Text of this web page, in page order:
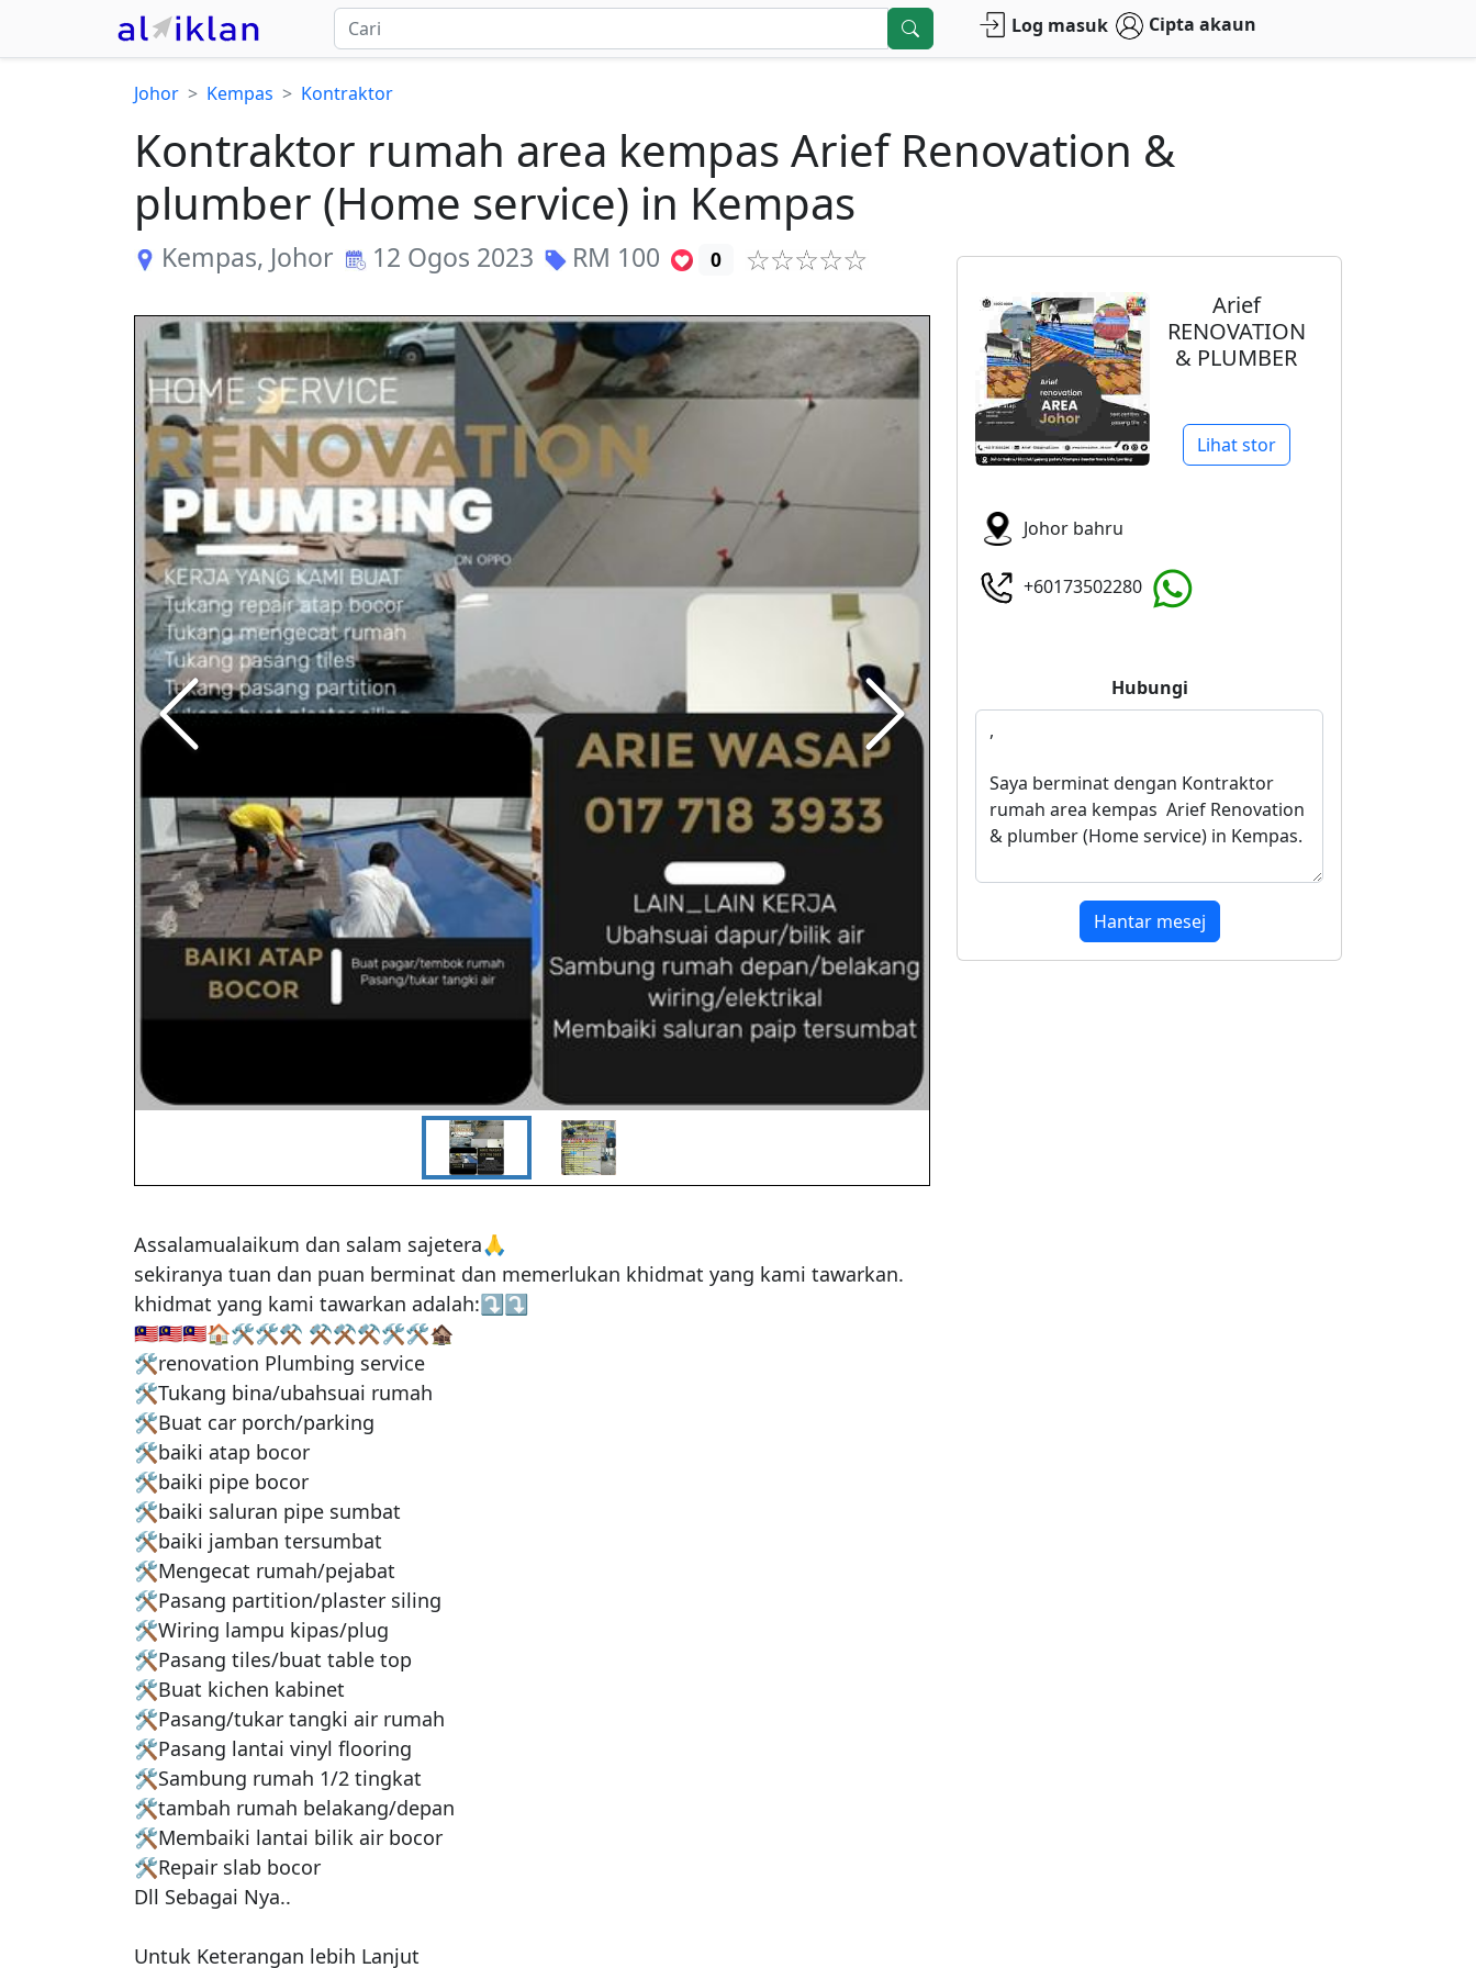
Log masuk Cipta akaun
Johor Kempas Kontraktor
Kontraktor rumah area kempas Arief Renovation &
plumber (Home service) in Kempas
Kempas, Johor 12 Ogos 2023 RM 100 0
Assalamualaikum dan salam sajetera🙏
sekiranya tuan dan puan berminat dan memerlukan khidmat yang kami tawarkan.
khidmat yang kami tawarkan adalah:⤵️⤵️
🇲🇾🇲🇾🇲🇾🏠🛠️🛠⚒ ⚒⚒⚒🛠🛠🏚️
🛠renovation Plumbing service
🛠Tukang bina/ubahsuai rumah
🛠Buat car porch/parking
🛠baiki atap bocor
🛠baiki pipe bocor
🛠baiki saluran pipe sumbat
🛠baiki jamban tersumbat
🛠Mengecat rumah/pejabat
🛠Pasang partition/plaster siling
🛠Wiring lampu kipas/plug
🛠Pasang tiles/buat table top
🛠Buat kichen kabinet
🛠Pasang/tukar tangki air rumah
🛠Pasang lantai vinyl flooring
🛠Sambung rumah 1/2 tingkat
🛠tambah rumah belakang/depan
🛠Membaiki lantai bilik air bocor
🛠Repair slab bocor
Dll Sebagai Nya..
Untuk Keterangan lebih Lanjut
Arief
RENOVATION
& PLUMBER
Lihat stor
Johor bahru
+60173502280
Hubungi
Hantar mesej